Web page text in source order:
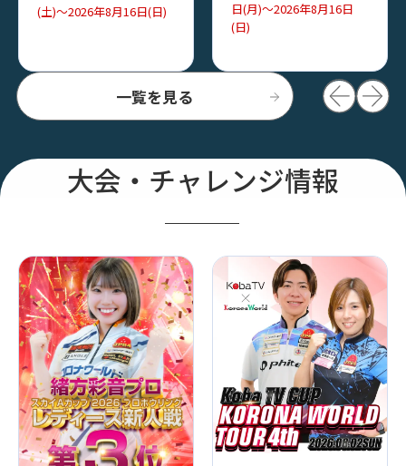
一覧を見る
(土)～2026年8月16日(日)
日(月)～2026年8月16日
(日)
大会・チャレンジ情報